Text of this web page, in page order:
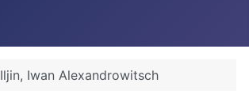
Iljin, Iwan Alexandrowitsch